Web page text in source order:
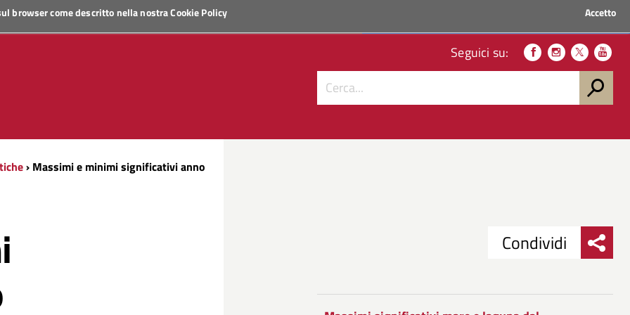
browser come descritto nella nostraCookie Policy Accetto
Seguici su:
› Massimi e minimi significativi anno
Condividi